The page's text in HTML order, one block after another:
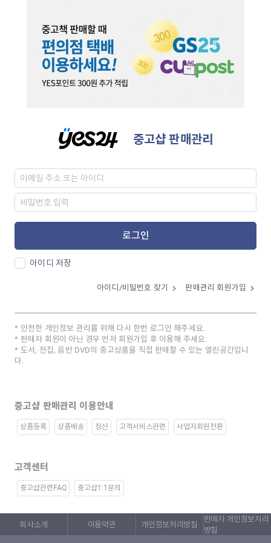
중고샵 판매관리
로그인
아이디 저장
아이디/비밀번호 찾기 판매관리 회원가입
안전한 개인정보 관리를 위해 다시 한번 로그인 해주세요.
판매자 회원이 아닌 경우 먼저 회원가입 후 이용해 주세요.
도서, 전집, 음반 DVD의 중고상품을 직접 판매할 수 있는 열린공간입니
다.
중고샵 판매관리 이용안내
상품등록 상품배송 정산 고객서비스관련 사업자회원전환
고객센터
중고샵관련FAQ 중고샵1:1문의
회사소개 이용약관 개인정보처리방침
판매자 개인정보처리
방침